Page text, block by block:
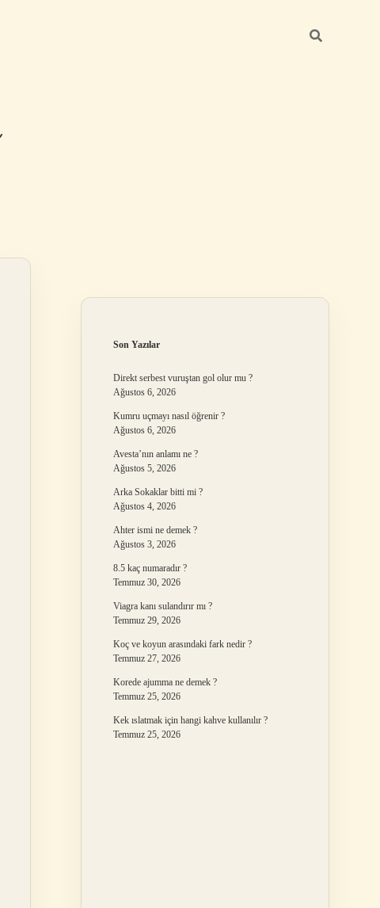
Son Yazılar
Direkt serbest vuruştan gol olur mu ?
Ağustos 6, 2026
Kumru uçmayı nasıl öğrenir ?
Ağustos 6, 2026
Avesta’nın anlamı ne ?
Ağustos 5, 2026
Arka Sokaklar bitti mi ?
Ağustos 4, 2026
Ahter ismi ne demek ?
Ağustos 3, 2026
8.5 kaç numaradır ?
Temmuz 30, 2026
Viagra kanı sulandırır mı ?
Temmuz 29, 2026
Koç ve koyun arasındaki fark nedir ?
Temmuz 27, 2026
Korede ajumma ne demek ?
Temmuz 25, 2026
Kek ıslatmak için hangi kahve kullanılır ?
Temmuz 25, 2026